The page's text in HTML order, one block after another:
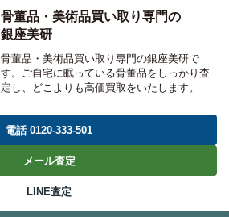
骨董品・美術品買い取り専門の
銀座美研
骨董品・美術品買い取り専門の銀座美研で
す。ご自宅に眠っている骨董品をしっかり査
定し、どこよりも高価買取をいたします。
電話 0120-333-501
メール査定
LINE査定